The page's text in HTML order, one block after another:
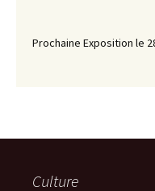
Prochaine Exposition le
Culture